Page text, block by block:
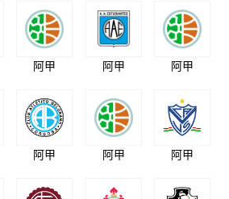
阿甲 阿甲 阿甲
阿甲 阿甲 阿甲